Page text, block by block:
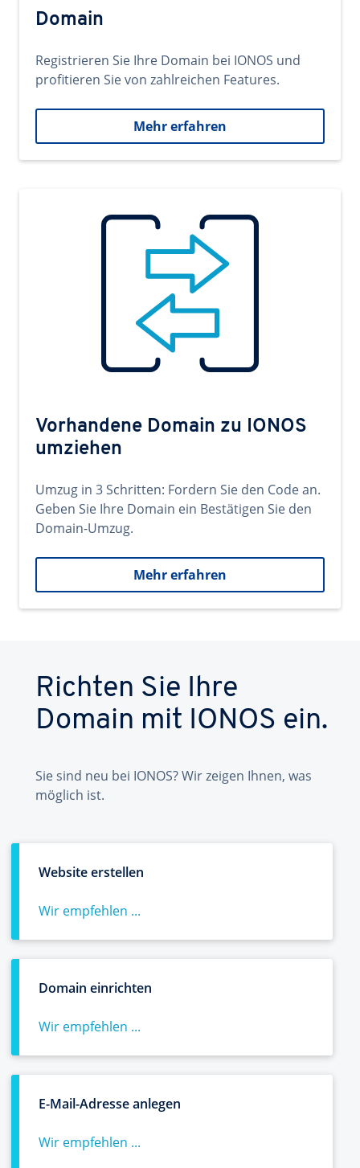
Domain
Registrieren Sie Ihre Domain bei IONOS und
profitieren Sie von zahlreichen Features.
Mehr erfahren
Vorhandene Domain zu IONOS
umziehen
Umzug in 3 Schritten: Fordern Sie den Code an.
Geben Sie Ihre Domain ein Bestätigen Sie den
Domain-Umzug.
Mehr erfahren
Richten Sie Ihre
Domain mit IONOS ein.
Sie sind neu bei IONOS? Wir zeigen Ihnen, was
möglich ist.
Website erstellen
Wir empfehlen ...
Domain einrichten
Wir empfehlen ...
E-Mail-Adresse anlegen
Wir empfehlen ...